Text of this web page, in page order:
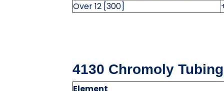
Over 12 [300]
4130 Chromoly